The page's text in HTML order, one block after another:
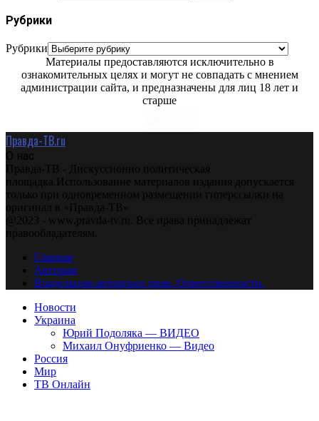
Рубрики
Рубрики
Материалы предоставляются исключительно в
ознакомительных целях и могут не совпадать с мнением
администрации сайта, и предназначены для лиц 18 лет и
старше
Правда-ТВ.ru
О нас
Правда-ТВ - Дискуссионно политическая
площадка.Использование материалов издания допускается
только при одновременном размещении гиперссылки на
оригинал в «Правда-ТВ»
@2023 - www.pravda-tv.ru. Все права принадлежат
правообладателям.
Главная
Авторам
Владельцам авторских прав. Ответственности.
Новости
Украина
Юрий Подоляка — ВИДЕО
Михаил Онуфриенко — Видео
Россия
Мир
ТВ Онлайн